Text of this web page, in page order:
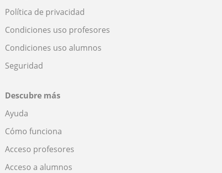
Política de privacidad
Condiciones uso profesores
Condiciones uso alumnos
Seguridad
Descubre más
Ayuda
Cómo funciona
Acceso profesores
Acceso a alumnos